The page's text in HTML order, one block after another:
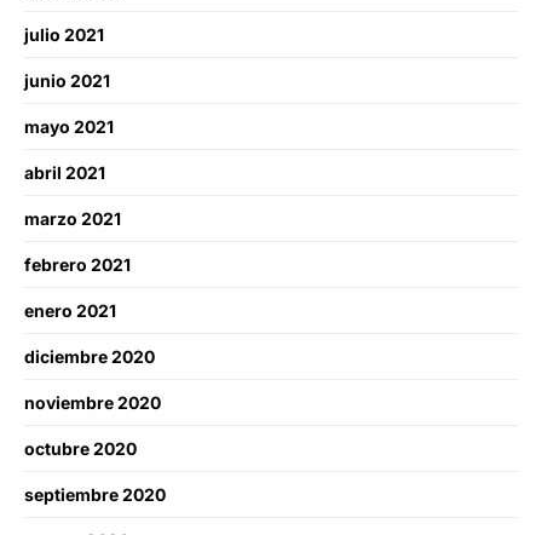
julio 2021
junio 2021
mayo 2021
abril 2021
marzo 2021
febrero 2021
enero 2021
diciembre 2020
noviembre 2020
octubre 2020
septiembre 2020